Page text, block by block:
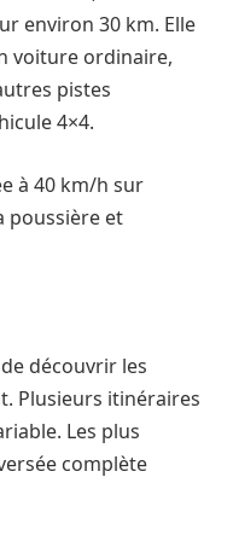
environ 30 km. Elle
voiture ordinaire,
pistes
4×4.
à 40 km/h sur
poussière et
découvrir les
Plusieurs itinéraires
Les plus
complète